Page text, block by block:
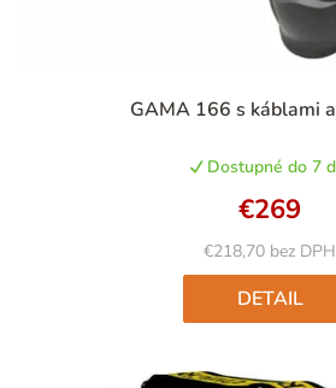
GAMA 166 s káblami
Dostupné do 7
€218,70 bez DPH
€269
DETAIL